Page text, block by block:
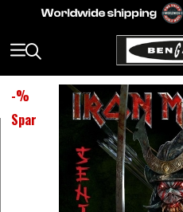
-%
Spar